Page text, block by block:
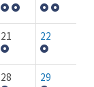
21 22
28 29